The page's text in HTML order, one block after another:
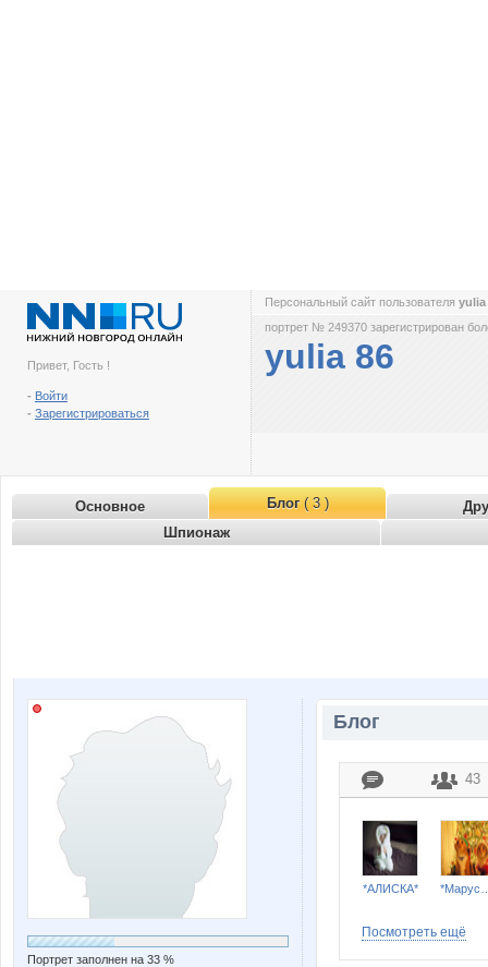
Привет, Гость !
- Войти
- Зарегистрироваться
Персональный сайт пользователя
портрет № 249370 зарегистрирован
yulia 86
Основное Блог( 3 )
Шпионаж
Портрет заполнен на 33 %
Блог
43
*АЛИСКА*
Посмотреть ещё